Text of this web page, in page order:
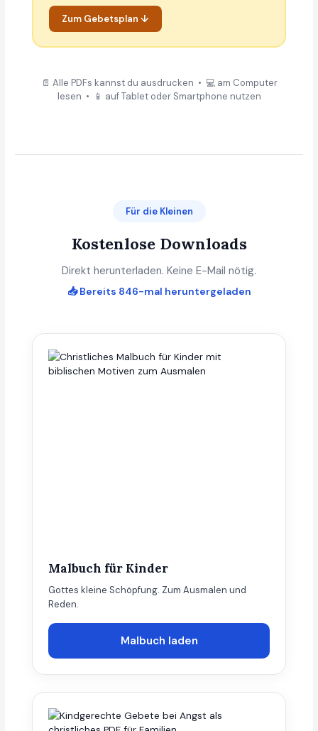
Zum Gebetsplan ↓
📄 Alle PDFs kannst du ausdrucken • 💻 am Computer
lesen • 📱 auf Tablet oder Smartphone nutzen
Für die Kleinen
Kostenlose Downloads
Direkt herunterladen. Keine E-Mail nötig.
📥 Bereits 846-mal heruntergeladen
Malbuch für Kinder
Gottes kleine Schöpfung. Zum Ausmalen und
Reden.
Malbuch laden